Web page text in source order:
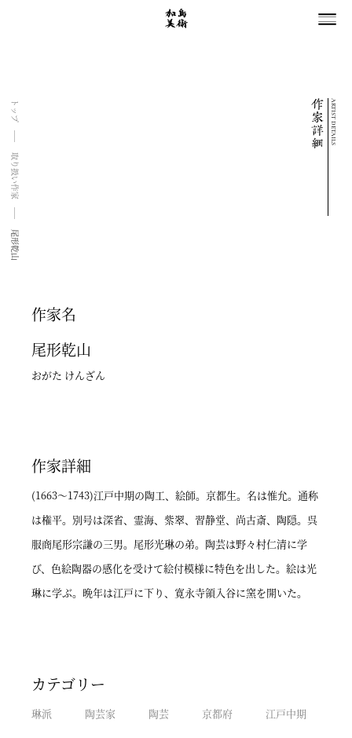
トップ
取り扱い作家
尾形乾山
ARTIST DETAILS
作家名
尾形乾山
おがた けんざん
作家詳細
(1663～1743)江戸中期の陶工、絵師。京都生。名は惟允。通称
は権平。別号は深省、霊海、紫翠、習静堂、尚古斎、陶隠。呉
服商尾形宗謙の三男。尾形光琳の弟。陶芸は野々村仁清に学
び、色絵陶器の感化を受けて絵付模様に特色を出した。絵は光
琳に学ぶ。晩年は江戸に下り、寛永寺領入谷に窯を開いた。
カテゴリー
琳派 陶芸家 陶芸 京都府 江戸中期